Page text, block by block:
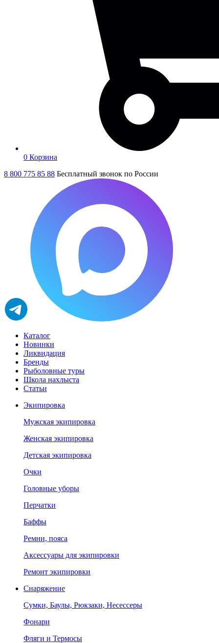
0 Корзина
8 800 775 85 88 Бесплатный звонок по России
Каталог
Новинки
Ликвидация
Бренды
Рыболовные туры
Школа нахлыста
Статьи
Экипировка
Мужская экипировка
Женская экипировка
Детская экипировка
Очки
Головные уборы
Перчатки
Баффы
Ремни, пояса
Аксессуары для экипировки
Ремонт экипировки
Снаряжение
Сумки, Баулы, Рюкзаки, Несессеры
Фонари
Фляги и Термосы